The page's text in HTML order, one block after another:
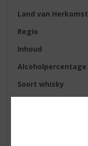
Land van Herkomst
Regio
Inhoud
Alcoholpercentage
Soort whisky